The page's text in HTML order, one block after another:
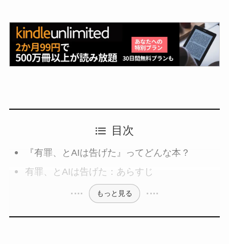
目次
『有罪、とAIは告げた』ってどんな本？
有罪、とAIは告げた：あらすじ
もっと見る